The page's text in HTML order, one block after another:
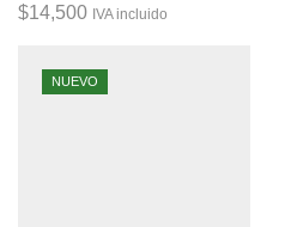
$14,500 IVA incluido
NUEVO